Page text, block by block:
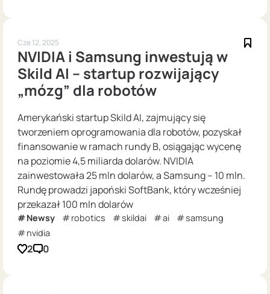
Cze 12, 2025
NVIDIA i Samsung inwestują w
Skild AI – startup rozwijający
„mózg” dla robotów
Amerykański startup Skild AI, zajmujący się
tworzeniem oprogramowania dla robotów, pozyskał
finansowanie w ramach rundy B, osiągając wycenę
na poziomie 4,5 miliarda dolarów. NVIDIA
zainwestowała 25 mln dolarów, a Samsung – 10 mln.
Rundę prowadzi japoński SoftBank, który wcześniej
przekazał 100 mln dolarów
Newsy robotics skildai ai
samsung
nvidia
2 0